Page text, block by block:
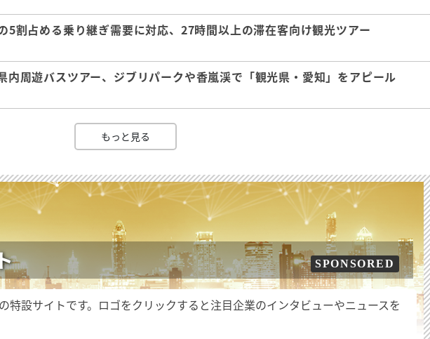
5割占める乗り継ぎ需要に対応、27時間以上の滞在客向け観光ツアー
内周遊バスツアー、ジブリパークや香嵐渓で「観光県・愛知」をアピール
もっと見る
SPONSORED
特設サイトです。ロゴをクリックすると注目企業のインタビューやニュースを